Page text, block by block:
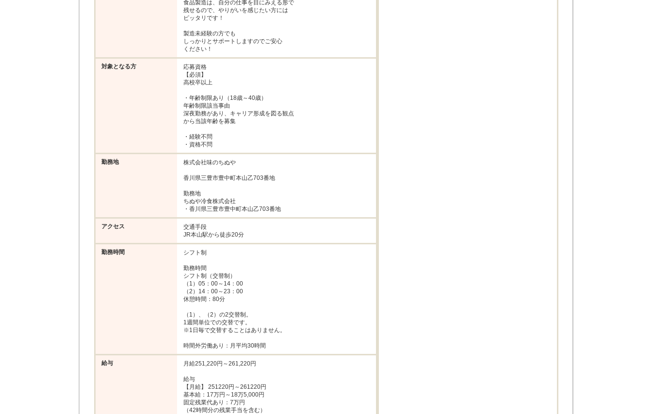
食品製造は、自分の仕事を目にみえる形で
残せるので、やりがいを感じたい方には
ピッタリです！
製造未経験の方でも
しっかりとサポートしますのでご安心
ください！
対象となる方
応募資格
【必須】
高校卒以上
・年齢制限あり（18歳～40歳）
年齢制限該当事由
深夜勤務があり、キャリア形成を図る観点
から当該年齢を募集
・経験不問
・資格不問
勤務地 株式会社味のちぬや
香川県三豊市豊中町本山乙703番地
勤務地
ちぬや冷食株式会社
・香川県三豊市豊中町本山乙703番地
アクセス
交通手段
JR本山駅から徒歩20分
勤務時間 シフト制
勤務時間
シフト制（交替制）
（1）05：00～14：00
（2）14：00～23：00
休憩時間：80分
（1）、（2）の2交替制。
1週間単位での交替です。
※1日毎で交替することはありません。
時間外労働あり：月平均30時間
給与 月給251,220円～261,220円
給与
【月給】 251220円～261220円
基本給：17万円～18万5,000円
固定残業代あり：7万円
（42時間分の残業手当を含む）